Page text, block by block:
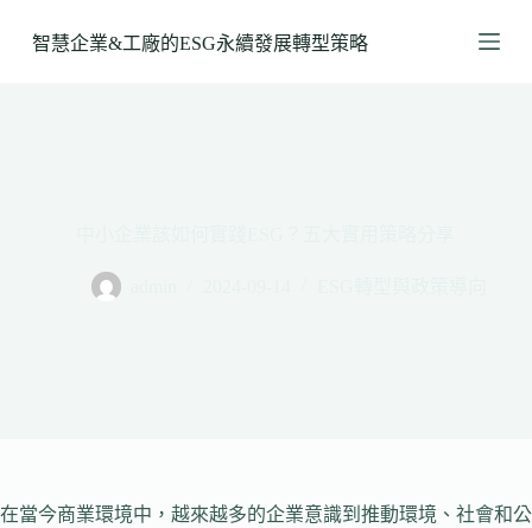
至
智慧企業&工廠的ESG永續發展轉型策略
在當今商業環境中，越來越多的企業意識到推動環境、社會和公